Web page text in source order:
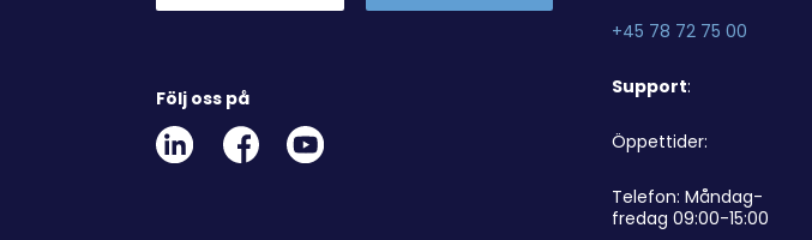
Följ oss på
Linkedin
Social
Facebook
Social
Youtube
Link
+45 78 72 75 00
Support:
Öppettider:
Telefon: Måndag-
fredag 09:00-15:00